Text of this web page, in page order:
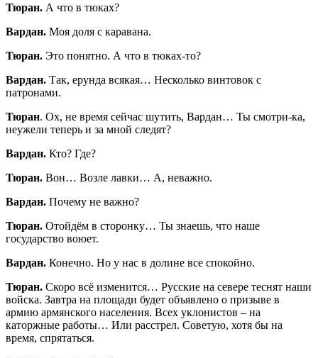
Тюран. А что в тюках?
Вардан. Моя доля с каравана.
Тюран. Это понятно. А что в тюках-то?
Вардан. Так, ерунда всякая… Несколько винтовок с
патронами.
Тюран. Ох, не время сейчас шутить, Вардан… Ты смотри-ка,
неужели теперь и за мной следят?
Вардан. Кто? Где?
Тюран. Вон… Возле лавки… А, неважно.
Вардан. Почему не важно?
Тюран. Отойдём в сторонку… Ты знаешь, что наше
государство воюет.
Вардан. Конечно. Но у нас в долине все спокойно.
Тюран. Скоро всё изменится… Русские на севере теснят наши
войска. Завтра на площади будет объявлено о призыве в
армию армянского населения. Всех уклонистов – на
каторжные работы… Или расстрел. Советую, хотя бы на
время, спрятаться.